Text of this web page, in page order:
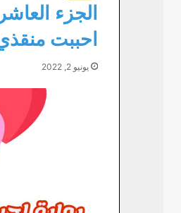
الجزء
احببت
يونيو 2, 2022